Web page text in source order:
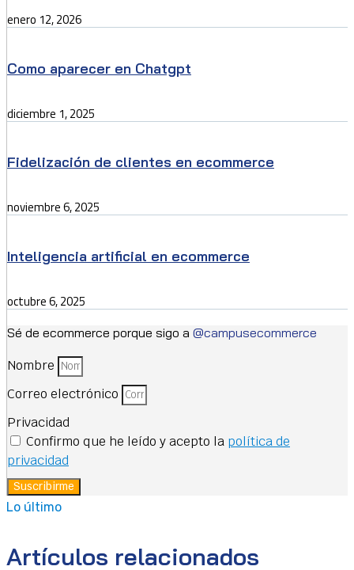
enero 12, 2026
Como aparecer en Chatgpt
diciembre 1, 2025
Fidelización de clientes en ecommerce
noviembre 6, 2025
Inteligencia artificial en ecommerce
octubre 6, 2025
Sé de ecommerce porque sigo a @campusecommerce
Nombre
Correo electrónico
Privacidad
Confirmo que he leído y acepto la política de
privacidad
Suscribirme
Lo último
Artículos relacionados